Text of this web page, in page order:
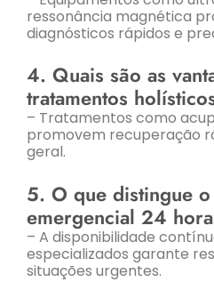
ressonância magnética
diagnósticos rápidos e
4. Quais são as
tratamentos
– Tratamentos como
promovem recuperação
geral.
5. O que distingue
emergencial 24
– A disponibilidade
especializados garante
situações urgentes.